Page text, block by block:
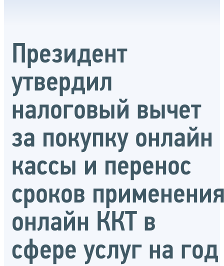
Президент
утвердил
налоговый вычет
за покупку онлайн
кассы и перенос
сроков
онлайн ККТ в
сфере услуг на год